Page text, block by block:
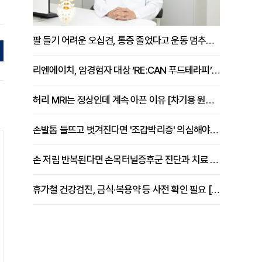
팔 들기 어려운 오십견, 통증 줄었다고 운동 멈추면 안 되는 이유 [이병욱 원장 칼럼]
리엔에이치, 암경험자 대상 ‘RE:CAN 푸드테라피’ 운영
허리 MRI는 정상인데 계속 아픈 이유 [차기용 원장 칼럼]
손발톱 들뜨고 벗겨진다면 '조갑박리증' 의심해야 [김철윤 원장 칼럼]
손 저림 반복된다면 손목터널증후군 진단과 치료 시기 살펴야 [김동현 원장 칼럼]
휴가철 건강검진, 금식·복용약 등 사전 확인 필요 [정도감 원장 칼럼]